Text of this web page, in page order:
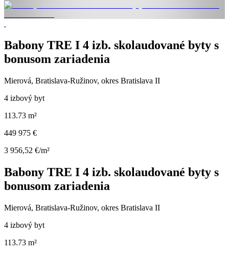
Babony TRE I 4 izb. skolaudované byty s
bonusom zariadenia
Mierová, Bratislava-Ružinov, okres Bratislava II
4 izbový byt
113.73 m²
449 975 €
3 956,52 €/m²
Babony TRE I 4 izb. skolaudované byty s
bonusom zariadenia
Mierová, Bratislava-Ružinov, okres Bratislava II
4 izbový byt
113.73 m²